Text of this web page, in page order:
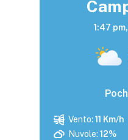
1:47 pm,
Vento: 11 Km/h
Nuvole: 12%